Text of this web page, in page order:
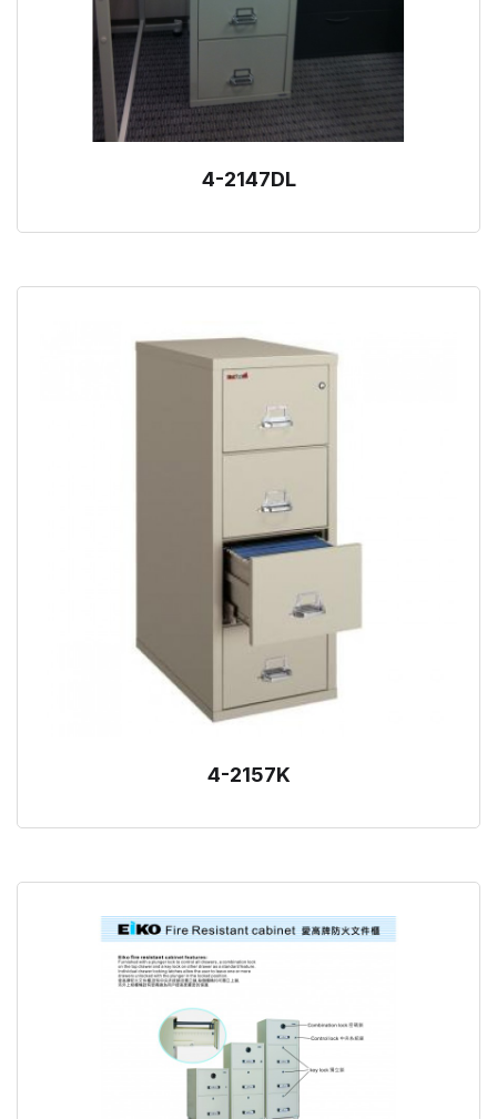
4-2147DL
4-2157K